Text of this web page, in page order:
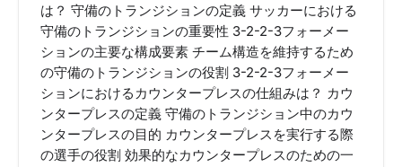
は？ 守備のトランジションの定義 サッカーにおける
守備のトランジションの重要性 3-2-2-3フォーメー
ションの主要な構成要素 チーム構造を維持するため
の守備のトランジションの役割 3-2-2-3フォーメー
ションにおけるカウンタープレスの仕組みは？ カウ
ンタープレスの定義 守備のトランジション中のカウ
ンタープレスの目的 カウンタープレスを実行する際
の選手の役割 効果的なカウンタープレスのための一